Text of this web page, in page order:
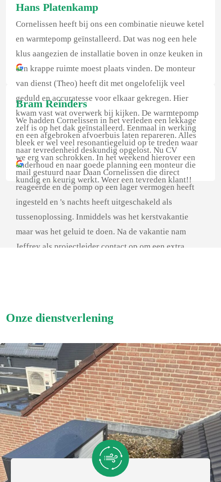
Hans Platenkamp
Cornelissen heeft bij ons een combinatie nieuwe ketel
en warmtepomp geïnstalleerd. Dat was nog een hele
klus aangezien de installatie boven in onze keuken in
een krappe ruimte moest plaats vinden. De monteur
van dienst (Theo) heeft dit met ongelofelijk veel
geduld en accuratesse voor elkaar gekregen. Hier
kwam vast wat overwerk bij kijken. De warmtepomp
zelf is op het dak geïnstalleerd. Eenmaal in werking
bleek er wel veel resonantiegeluid op te treden waar
we erg van schrokken. In het weekend hierover een
mail gestuurd naar Daan Cornelissen die direct
reageerde en de pomp op een lager vermogen heeft
ingesteld en 's nachts heeft uitgeschakeld als
tussenoplossing. Inmiddels was het kerstvakantie
maar was het geluid te doen. Na de vakantie nam
Jeffrey als projectleider contact op om een extra
lukte het niet om de verwarming aan de praat te
comfort in het weekend en de warm water voorzienig
werkte prima. Na het weekend waren wij niet thuis
maar hebben de monteurs in onze afwezigheid de
boel prima in orde gebracht. Gedurende het hele
proces was Jeffrey als projectleider onze steun en
vraagbaak.
Het blijft toch een hele boel techniek en er kan wat
mis gaan. Maar het is wel ongelofelijk prettig dat de
zaken zo goed en voortvarend worden opgepakt. Het
Bram Reinders
We hadden Cornelissen in het verleden een lekkage
en een afgebroken afvoerbuis laten repareren. Alles
naar tevredenheid deskundig opgelost. Nu CV
onderhoud en naar goede planning een monteur die
kundig en keurig werkt. Weer een tevreden klant!!
Onze dienstverlening